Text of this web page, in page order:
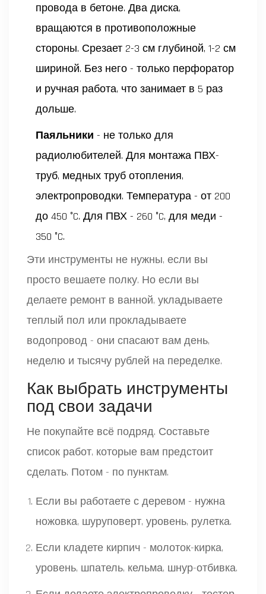
провода в бетоне. Два диска,
вращаются в противоположные
стороны. Срезает 2-3 см глубиной, 1-2 см
шириной. Без него - только перфоратор
и ручная работа, что занимает в 5 раз
дольше.
Паяльники - не только для
радиолюбителей. Для монтажа ПВХ-
труб, медных труб отопления,
электропроводки. Температура - от 200
до 450 °C. Для ПВХ - 260 °C, для меди -
350 °C.
Эти инструменты не нужны, если вы
просто вешаете полку. Но если вы
делаете ремонт в ванной, укладываете
теплый пол или прокладываете
водопровод - они спасают вам день,
неделю и тысячу рублей на переделке.
Как выбрать инструменты
под свои задачи
Не покупайте всё подряд. Составьте
список работ, которые вам предстоит
сделать. Потом - по пунктам.
Если вы работаете с деревом - нужна
ножовка, шуруповерт, уровень, рулетка.
Если кладете кирпич - молоток-кирка,
уровень, шпатель, кельма, шнур-отбивка.